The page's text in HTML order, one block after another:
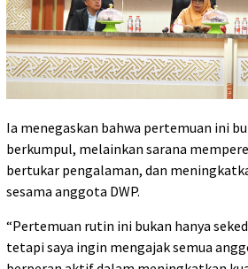
Ia menegaskan bahwa pertemuan ini
berkumpul, melainkan sarana
bertukar pengalaman, dan
sesama anggota DWP.
“Pertemuan rutin ini bukan hanya
tetapi saya ingin mengajak semua